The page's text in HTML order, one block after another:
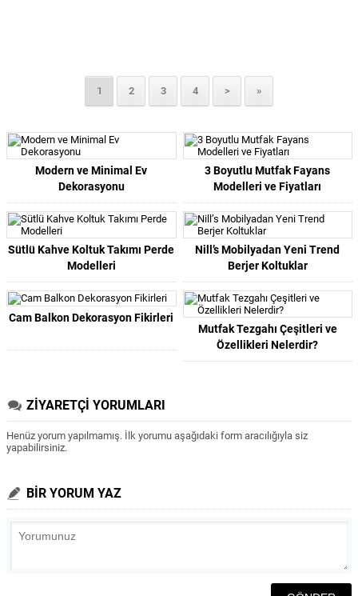
1 2 3 4 > »
Modern ve Minimal Ev
Dekorasyonu
3 Boyutlu Mutfak Fayans
Modelleri ve Fiyatları
Sütlü Kahve Koltuk Takımı Perde
Modelleri
Nill’s Mobilyadan Yeni Trend
Berjer Koltuklar
Cam Balkon Dekorasyon Fikirleri
Mutfak Tezgahı Çeşitleri ve
Özellikleri Nelerdir?
ZİYARETÇİ YORUMLARI
Henüz yorum yapılmamış. İlk yorumu aşağıdaki form aracılığıyla siz
yapabilirsiniz.
BİR YORUM YAZ